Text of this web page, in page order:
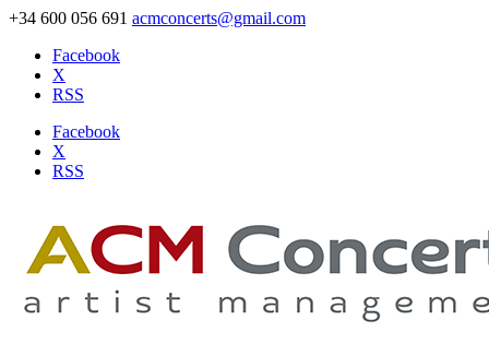
+34 600 056 691 acmconcerts@gmail.com
Facebook
X
RSS
Facebook
X
RSS